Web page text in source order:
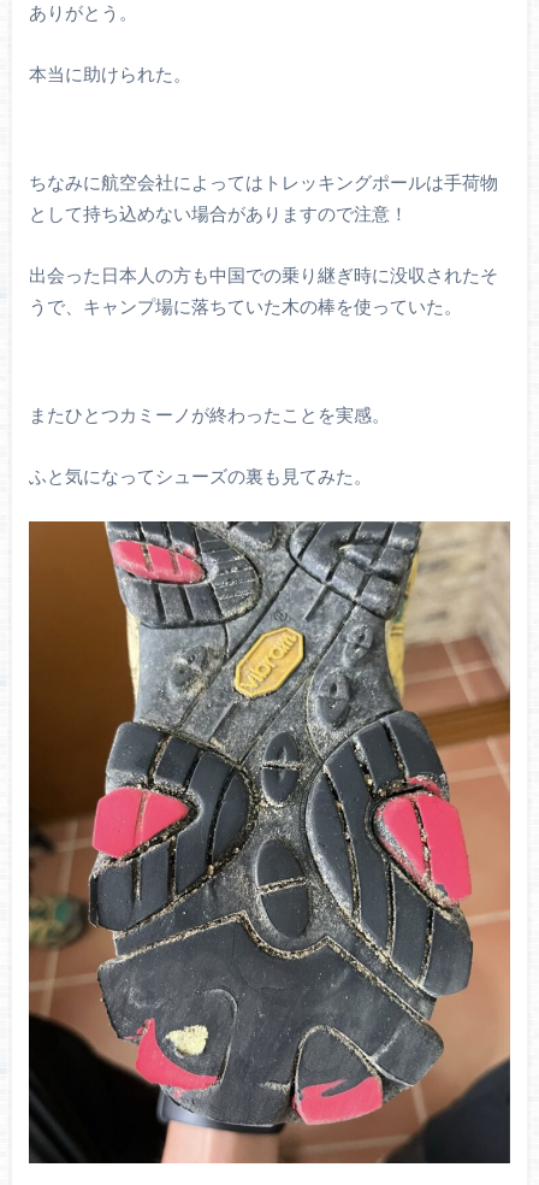
ありがとう。
本当に助けられた。
ちなみに航空会社によってはトレッキングポールは手荷物
として持ち込めない場合がありますので注意！
出会った日本人の方も中国での乗り継ぎ時に没収されたそ
うで、キャンプ場に落ちていた木の棒を使っていた。
またひとつカミーノが終わったことを実感。
ふと気になってシューズの裏も見てみた。